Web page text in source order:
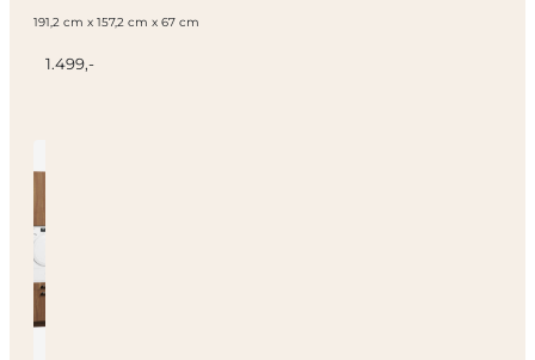
191,2 cm x 157,2 cm x 67 cm
1.499,-